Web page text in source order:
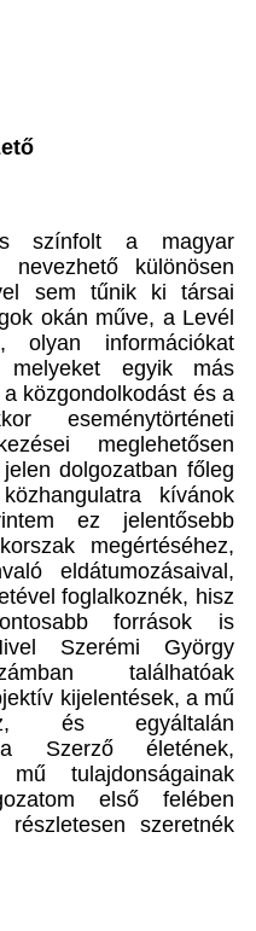
színfolt a magyar
különösen
sem tűnik ki társai
okán műve, a Levél
olyan információkat
melyeket egyik más
közgondolkodást és a
eseménytörténeti
meglehetősen
dolgozatban főleg
kívánok
ez jelentősebb
megértéséhez,
eldátumozásaival,
foglalkoznék, hisz
források is
Szerémi György
találhatóak
kijelentések, a mű
és egyáltalán
Szerző életének,
tulajdonságainak
első felében
szeretnék